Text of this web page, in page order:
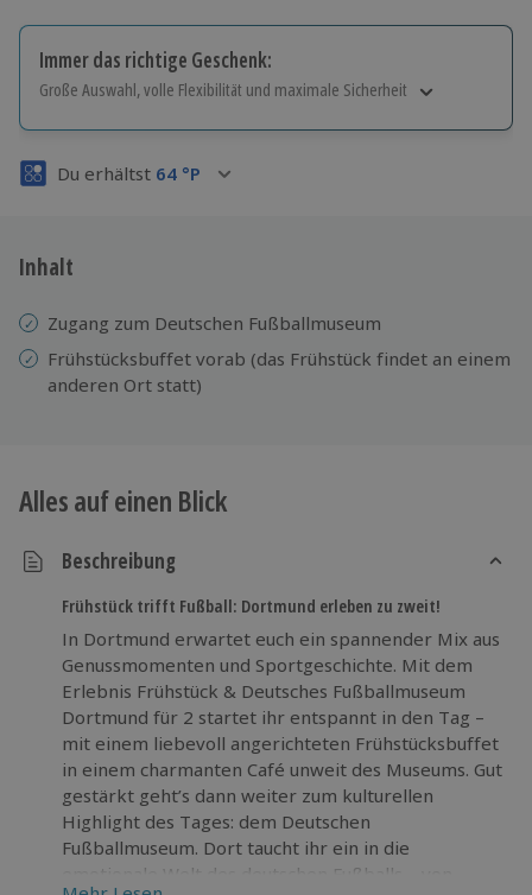
Immer das richtige Geschenk:
Große Auswahl, volle Flexibilität und maximale Sicherheit
Volle Flexibilität
3 Jahre gültig & verlängerbar.
Du erhältst 64 °P
Inhalt
Zugang zum Deutschen Fußballmuseum
Frühstücksbuffet vorab (das Frühstück findet an einem
anderen Ort statt)
Alles auf einen Blick
Beschreibung
Frühstück trifft Fußball: Dortmund erleben zu zweit!
In Dortmund erwartet euch ein spannender Mix aus
Genussmomenten und Sportgeschichte. Mit dem
Erlebnis Frühstück & Deutsches Fußballmuseum
Dortmund für 2 startet ihr entspannt in den Tag –
mit einem liebevoll angerichteten Frühstücksbuffet
in einem charmanten Café unweit des Museums. Gut
gestärkt geht’s dann weiter zum kulturellen
Highlight des Tages: dem Deutschen
Fußballmuseum. Dort taucht ihr ein in die
emotionale Welt des deutschen Fußballs – von